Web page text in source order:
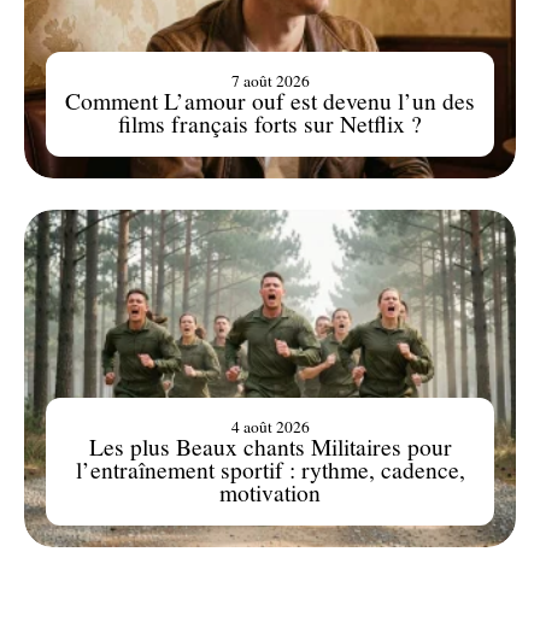
Comment L’amour ouf est devenu l’un des
films français forts sur Netflix ?
7 août 2026
Les plus Beaux chants Militaires pour
l’entraînement sportif : rythme, cadence,
motivation
4 août 2026